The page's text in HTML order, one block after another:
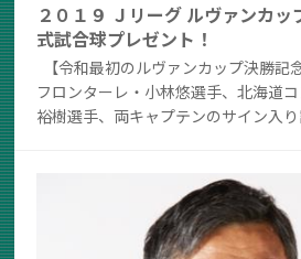
２０１９ Ｊリーグ ルヴァンカ
式試合球プレゼント！
【令和最初のルヴァンカップ決勝記
フロンターレ・小林悠選手、北海道
裕樹選手、両キャプテンのサイン入